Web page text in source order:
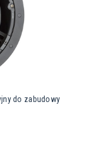
do zabudowy